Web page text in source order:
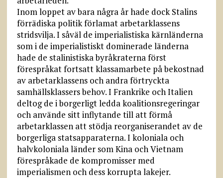
Inom loppet av bara några år hade dock Stalins
förrädiska politik förlamat arbetarklassens
stridsvilja. I såväl de imperialistiska kärnländerna
som i de imperialistiskt dominerade länderna
hade de stalinistiska byråkraterna först
förespråkat fortsatt klassamarbete på bekostnad
av arbetarklassens och andra förtryckta
samhällsklassers behov. I Frankrike och Italien
deltog de i borgerligt ledda koalitionsregeringar
och använde sitt inflytande till att förmå
arbetarklassen att stödja reorganiserandet av de
borgerliga statsapparaterna. I koloniala och
halvkoloniala länder som Kina och Vietnam
förespråkade de kompromisser med
imperialismen och dess korrupta lakejer.